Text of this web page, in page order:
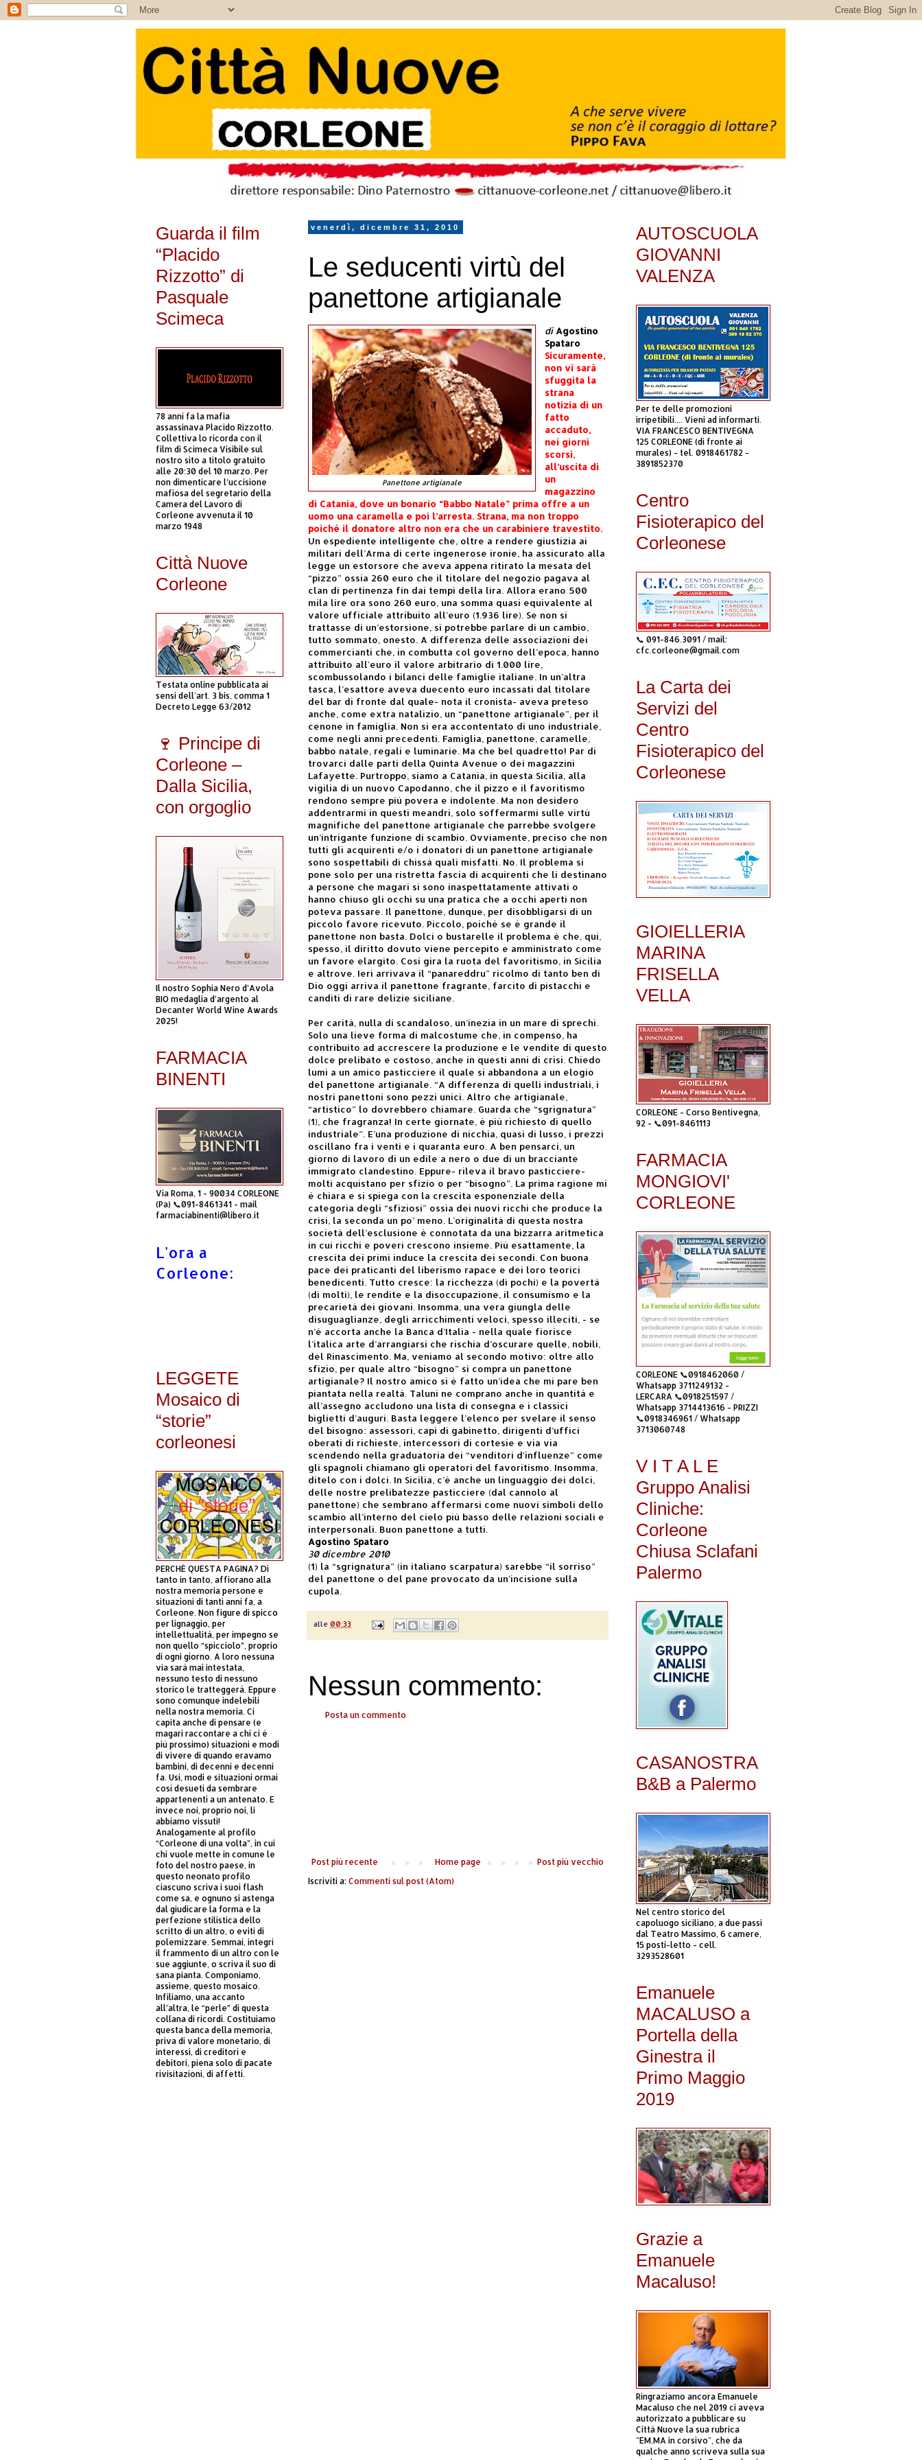
venerdì, dicembre 31, 2010
Le seducenti virtù del
panettone artigianale
Panettone artigianale
di Agostino
Spataro
Sicuramente,
non vi sarà
sfuggita la
strana
notizia di un
fatto
accaduto,
nei giorni
scorsi,
all’uscita di
un
magazzino
di Catania, dove un bonario “Babbo Natale” prima offre a un
uomo una caramella e poi l’arresta. Strana, ma non troppo
poiché il donatore altro non era che un carabiniere travestito.
Un espediente intelligente che, oltre a rendere giustizia ai
militari dell’Arma di certe ingenerose ironie, ha assicurato alla
legge un estorsore che aveva appena ritirato la mesata del
“pizzo” ossia 260 euro che il titolare del negozio pagava al
clan di pertinenza fin dai tempi della lira. Allora erano 500
mila lire ora sono 260 euro, una somma quasi equivalente al
valore ufficiale attribuito all’euro (1.936 lire). Se non si
trattasse di un’estorsione, si potrebbe parlare di un cambio,
tutto sommato, onesto. A differenza delle associazioni dei
commercianti che, in combutta col governo dell’epoca, hanno
attribuito all’euro il valore arbitrario di 1.000 lire,
scombussolando i bilanci delle famiglie italiane. In un’altra
tasca, l’esattore aveva duecento euro incassati dal titolare
del bar di fronte dal quale- nota il cronista- aveva preteso
anche, come extra natalizio, un “panettone artigianale”, per il
cenone in famiglia. Non si era accontentato di uno industriale,
come negli anni precedenti. Famiglia, panettone, caramelle,
babbo natale, regali e luminarie. Ma che bel quadretto! Par di
trovarci dalle parti della Quinta Avenue o dei magazzini
Lafayette. Purtroppo, siamo a Catania, in questa Sicilia, alla
vigilia di un nuovo Capodanno, che il pizzo e il favoritismo
rendono sempre più povera e indolente. Ma non desidero
addentrarmi in questi meandri, solo soffermarmi sulle virtù
magnifiche del panettone artigianale che parrebbe svolgere
un’intrigante funzione di scambio. Ovviamente, preciso che non
tutti gli acquirenti e/o i donatori di un panettone artigianale
sono sospettabili di chissà quali misfatti. No. Il problema si
pone solo per una ristretta fascia di acquirenti che li destinano
a persone che magari si sono inaspettatamente attivati o
hanno chiuso gli occhi su una pratica che a occhi aperti non
poteva passare. Il panettone, dunque, per disobbligarsi di un
piccolo favore ricevuto. Piccolo, poiché se è grande il
panettone non basta. Dolci o bustarelle il problema è che, qui,
spesso, il diritto dovuto viene percepito e amministrato come
un favore elargito. Così gira la ruota del favoritismo, in Sicilia
e altrove. Ieri arrivava il “panareddru” ricolmo di tanto ben di
Dio oggi arriva il panettone fragrante, farcito di pistacchi e
canditi di rare delizie siciliane.
Per carità, nulla di scandaloso, un’inezia in un mare di sprechi.
Solo una lieve forma di malcostume che, in compenso, ha
contribuito ad accrescere la produzione e le vendite di questo
dolce prelibato e costoso, anche in questi anni di crisi. Chiedo
lumi a un amico pasticciere il quale si abbandona a un elogio
del panettone artigianale. “A differenza di quelli industriali, i
nostri panettoni sono pezzi unici. Altro che artigianale,
“artistico” lo dovrebbero chiamare. Guarda che “sgrignatura”
(1), che fragranza! In certe giornate, è più richiesto di quello
industriale”. E’una produzione di nicchia, quasi di lusso, i prezzi
oscillano fra i venti e i quaranta euro. A ben pensarci, un
giorno di lavoro di un edile a nero o due di un bracciante
immigrato clandestino. Eppure- rileva il bravo pasticciere-
molti acquistano per sfizio o per “bisogno”. La prima ragione mi
è chiara e si spiega con la crescita esponenziale della
categoria degli “sfiziosi” ossia dei nuovi ricchi che produce la
crisi, la seconda un po’ meno. L’originalità di questa nostra
società dell’esclusione è connotata da una bizzarra aritmetica
in cui ricchi e poveri crescono insieme. Più esattamente, la
crescita dei primi induce la crescita dei secondi. Con buona
pace dei praticanti del liberismo rapace e dei loro teorici
benedicenti. Tutto cresce: la ricchezza (di pochi) e la povertà
(di molti), le rendite e la disoccupazione, il consumismo e la
precarietà dei giovani. Insomma, una vera giungla delle
disuguaglianze, degli arricchimenti veloci, spesso illeciti, - se
n’è accorta anche la Banca d’Italia - nella quale fiorisce
l’italica arte d’arrangiarsi che rischia d’oscurare quelle, nobili,
del Rinascimento. Ma, veniamo al secondo motivo: oltre allo
sfizio, per quale altro “bisogno” si compra un panettone
artigianale? Il nostro amico si è fatto un’idea che mi pare ben
piantata nella realtà. Taluni ne comprano anche in quantità e
all’assegno accludono una lista di consegna e i classici
biglietti d’auguri. Basta leggere l’elenco per svelare il senso
del bisogno: assessori, capi di gabinetto, dirigenti d’uffici
oberati di richieste, intercessori di cortesie e via via
scendendo nella graduatoria dei “venditori d'influenze” come
gli spagnoli chiamano gli operatori del favoritismo. Insomma,
ditelo con i dolci. In Sicilia, c’è anche un linguaggio dei dolci,
delle nostre prelibatezze pasticciere (dal cannolo al
panettone) che sembrano affermarsi come nuovi simboli dello
scambio all’interno del cielo più basso delle relazioni sociali e
interpersonali. Buon panettone a tutti.
Agostino Spataro
30 dicembre 2010
(1) la “sgrignatura” (in italiano scarpatura) sarebbe “il sorriso”
del panettone o del pane provocato da un’incisione sulla
cupola.
alle 00:33
Nessun commento:
Posta un commento
Post più recente Post più vecchio
Home page
Iscriviti a: Commenti sul post (Atom)
Guarda il film
“Placido
Rizzotto” di
Pasquale
Scimeca
78 anni fa la mafia
assassinava Placido Rizzotto.
Collettiva lo ricorda con il
film di Scimeca Visibile sul
nostro sito a titolo gratuito
alle 20:30 del 10 marzo. Per
non dimenticare l’uccisione
mafiosa del segretario della
Camera del Lavoro di
Corleone avvenuta il 10
marzo 1948
Città Nuove
Corleone
Testata online pubblicata ai
sensi dell'art. 3 bis, comma 1
Decreto Legge 63/2012
🍷 Principe di
Corleone –
Dalla Sicilia,
con orgoglio
Il nostro Sophia Nero d’Avola
BIO medaglia d’argento al
Decanter World Wine Awards
2025!
FARMACIA
BINENTI
Via Roma, 1 - 90034 CORLEONE
(Pa) 📞091-8461341 - mail
farmaciabinenti@libero.it
L'ora a
Corleone:
LEGGETE
Mosaico di
“storie”
corleonesi
PERCHÈ QUESTA PAGINA? Di
tanto in tanto, affiorano alla
nostra memoria persone e
situazioni di tanti anni fa, a
Corleone. Non figure di spicco
per lignaggio, per
intellettualità, per impegno se
non quello “spicciolo”, proprio
di ogni giorno. A loro nessuna
via sarà mai intestata,
nessuno testo di nessuno
storico le tratteggerà. Eppure
sono comunque indelebili
nella nostra memoria. Ci
capita anche di pensare (e
magari raccontare a chi ci è
più prossimo) situazioni e modi
di vivere di quando eravamo
bambini, di decenni e decenni
fa. Usi, modi e situazioni ormai
così desueti da sembrare
appartenenti a un antenato. E
invece noi, proprio noi, li
abbiamo vissuti!
Analogamente al profilo
“Corleone di una volta”, in cui
chi vuole mette in comune le
foto del nostro paese, in
questo neonato profilo
ciascuno scriva i suoi flash
come sa, e ognuno si astenga
dal giudicare la forma e la
perfezione stilistica dello
scritto di un altro, o eviti di
polemizzare. Semmai, integri
il frammento di un altro con le
sue aggiunte, o scriva il suo di
sana pianta. Componiamo,
assieme, questo mosaico.
Infiliamo, una accanto
all’altra, le “perle” di questa
collana di ricordi. Costituiamo
questa banca della memoria,
priva di valore monetario, di
interessi, di creditori e
debitori, piena solo di pacate
rivisitazioni, di affetti.
AUTOSCUOLA
GIOVANNI
VALENZA
Per te delle promozioni
irripetibili.... Vieni ad informarti.
VIA FRANCESCO BENTIVEGNA
125 CORLEONE (di fronte ai
murales) - tel. 0918461782 -
3891852370
Centro
Fisioterapico del
Corleonese
📞 091-846.3091 / mail:
cfc.corleone@gmail.com
La Carta dei
Servizi del
Centro
Fisioterapico del
Corleonese
GIOIELLERIA
MARINA
FRISELLA
VELLA
CORLEONE - Corso Bentivegna,
92 - 📞091-8461113
FARMACIA
MONGIOVI'
CORLEONE
CORLEONE 📞0918462060 /
Whatsapp 3711249132 -
LERCARA 📞0918251597 /
Whatsapp 3714413616 - PRIZZI
📞0918346961 / Whatsapp
3713060748
V I T A L E
Gruppo Analisi
Cliniche:
Corleone
Chiusa Sclafani
Palermo
CASANOSTRA
B&B a Palermo
Nel centro storico del
capoluogo siciliano, a due passi
dal Teatro Massimo, 6 camere,
15 posti-letto - cell.
3293528601
Emanuele
MACALUSO a
Portella della
Ginestra il
Primo Maggio
2019
Grazie a
Emanuele
Macaluso!
Ringraziamo ancora Emanuele
Macaluso che nel 2019 ci aveva
autorizzato a pubblicare su
Città Nuove la sua rubrica
"EM.MA in corsivo", che da
qualche anno scriveva sulla sua